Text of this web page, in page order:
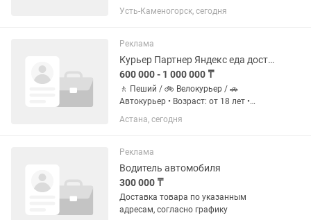
опытом работы в 1C Бухгалтерии 8.2,
8.3, Excel, Word. ЗП 300000 тг + бонусы
Усть-Каменогорск, сегодня
Реклама
Курьер Партнер Яндекс еда доставка
600 000 - 1 000 000 ₸
🚶 Пеший / 🚲 Велокурьер / 🚗
Автокурьер • Возраст: от 18 лет •
Свободный график — работайте в
удобное время • Выплаты регулярно •
Принимайте заказы через приложение
и...
Астана, сегодня
Реклама
Водитель автомобиля
300 000 ₸
Доставка товара по указанным
адресам, согласно графику